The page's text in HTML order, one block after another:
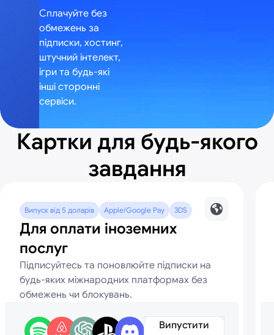
Сплачуйте без
обмежень за
підписки, хостинг,
штучний інтелект,
ігри та будь-які
інші сторонні
сервіси.
Картки для будь-якого
завдання
Випуск від 5 доларів Apple/Google Pay 3DS
Для оплати іноземних
послуг
Підписуйтесь та поновлюйте підписки на
будь-яких міжнародних платформах без
обмежень чи блокувань.
Випустити